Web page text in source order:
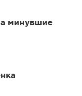
минувшие